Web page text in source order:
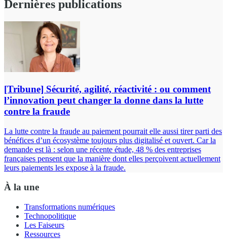
Dernières publications
[Tribune] Sécurité, agilité, réactivité : ou comment
l’innovation peut changer la donne dans la lutte
contre la fraude
La lutte contre la fraude au paiement pourrait elle aussi tirer parti des
bénéfices d’un écosystème toujours plus digitalisé et ouvert. Car la
demande est là : selon une récente étude, 48 % des entreprises
françaises pensent que la manière dont elles perçoivent actuellement
leurs paiements les expose à la fraude.
À la une
Transformations numériques
Technopolitique
Les Faiseurs
Ressources